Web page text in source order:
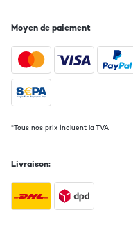
Moyen de paiement
*Tous nos prix incluent la TVA
Livraison: